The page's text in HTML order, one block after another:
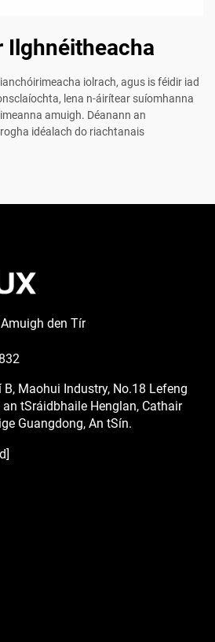
Ilghnéitheacha
iolrach, agus is féidir iad
lena n-áirítear suíomhanna
amuigh. Déanann an
idéalach do riachtanais
den Tír
Maohui Industry, No.18 Lefeng
tSráidbhaile Henglan, Cathair
Guangdong, An tSín.